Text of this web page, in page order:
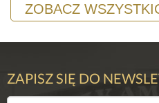
ZOBACZ
ZAPISZ SIĘ DO